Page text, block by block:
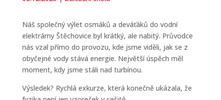
Náš společný výlet osmáků a deváťáků do vodní
elektrárny Štěchovice byl krátký, ale nabitý. Průvodce
nás vzal přímo do provozu, kde jsme viděli, jak se z
obyčejné vody stává energie. Největší úspěch měl
moment, kdy jsme stáli nad turbínou.
Výsledek? Rychlá exkurze, která konečně ukázala, že